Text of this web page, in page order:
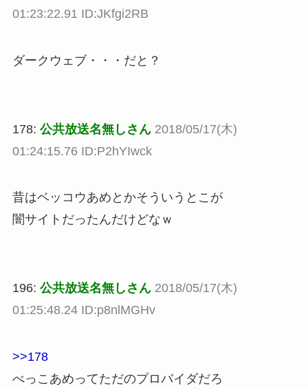
01:23:22.91 ID:JKfgi2RB
ダークウェブ・・・だと？
178: 公共放送名無しさん 2018/05/17(木)
01:24:15.76 ID:P2hYIwck
昔はベッコウあめとかそういうとこが
闇サイトだったんだけどなｗ
196: 公共放送名無しさん 2018/05/17(木)
01:25:48.24 ID:p8nlMGHv
>>178
べっこあめってただのプロバイダだろ